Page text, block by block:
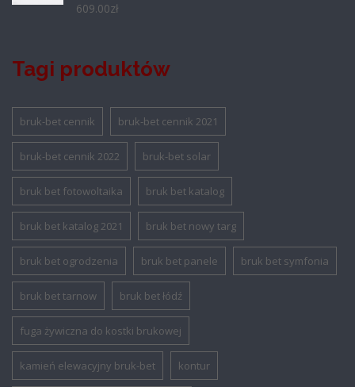
609.00zł
Tagi produktów
bruk-bet cennik bruk-bet cennik 2021
bruk-bet cennik 2022 bruk-bet solar
bruk bet fotowoltaika bruk bet katalog
bruk bet katalog 2021 bruk bet nowy targ
bruk bet ogrodzenia bruk bet panele bruk bet symfonia
bruk bet tarnow bruk bet łódź
fuga żywiczna do kostki brukowej
kamień elewacyjny bruk-bet kontur